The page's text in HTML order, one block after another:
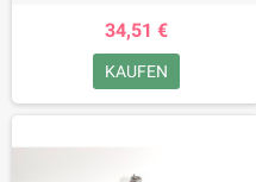
34,51 €
KAUFEN